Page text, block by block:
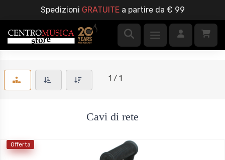
Spedizioni GRATUITEa partire da € 99
1 / 1
Cavi di rete
Offerta